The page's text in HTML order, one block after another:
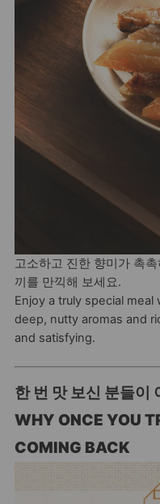
고소하고 진한 향미가 촉
끼를 만끽해 보세요.
Enjoy a truly special
deep, nutty aromas and
and satisfying.
한 번 맛 보신 분들이
WHY ONCE YOU
COMING BACK